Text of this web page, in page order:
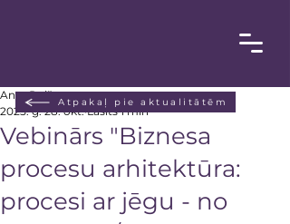
Vebinārs "Biznesa
procesu arhitektūra:
procesi ar jēgu - no
Anta Poiša
2025. g. 28. okt. Lasīts 1 min
Atpakaļ pie aktualitātēm